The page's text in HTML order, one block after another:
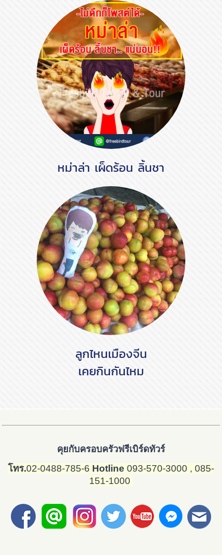
หม่าล่า เผ็ดร้อน ลิ้นชา
ลูกไหนเมืองจีน
เคยกินกันไหม
คุยกับครอบครัวฟรีเบิร์ดทัวร์
โทร.02-0488-785-6 Hotline 093-570-3000 , 085-
151-1000